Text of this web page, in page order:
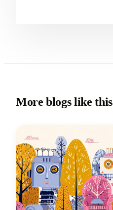
More blogs like this